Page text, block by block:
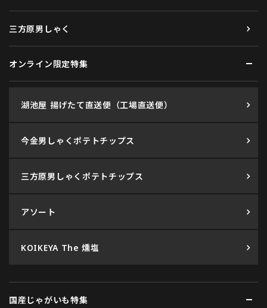
三方原男しゃく
オンライン限定特集
湖池屋 揚げたて直送便（工場直送便）
今金男しゃくポテトチップス
三方原男しゃくポテトチップス
アソート
KOIKEYA The 燻塩
国産じゃがいも特集